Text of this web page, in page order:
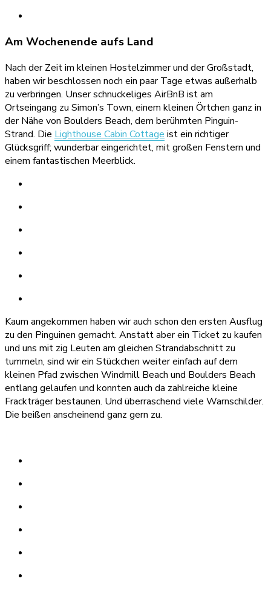
Am Wochenende aufs Land
Nach der Zeit im kleinen Hostelzimmer und der Großstadt,
haben wir beschlossen noch ein paar Tage etwas außerhalb
zu verbringen. Unser schnuckeliges AirBnB ist am
Ortseingang zu Simon’s Town, einem kleinen Örtchen ganz in
der Nähe von Boulders Beach, dem berühmten Pinguin-
Strand. Die Lighthouse Cabin Cottage ist ein richtiger
Glücksgriff; wunderbar eingerichtet, mit großen Fenstern und
einem fantastischen Meerblick.
Kaum angekommen haben wir auch schon den ersten Ausflug
zu den Pinguinen gemacht. Anstatt aber ein Ticket zu kaufen
und uns mit zig Leuten am gleichen Strandabschnitt zu
tummeln, sind wir ein Stückchen weiter einfach auf dem
kleinen Pfad zwischen Windmill Beach und Boulders Beach
entlang gelaufen und konnten auch da zahlreiche kleine
Frackträger bestaunen. Und überraschend viele Warnschilder.
Die beißen anscheinend ganz gern zu.